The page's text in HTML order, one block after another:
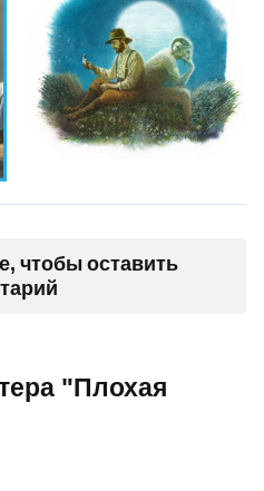
чтобы оставить
"Плохая